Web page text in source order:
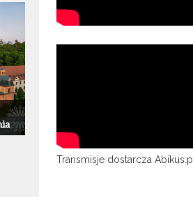
Transmisje dostarcza Abikus.pl